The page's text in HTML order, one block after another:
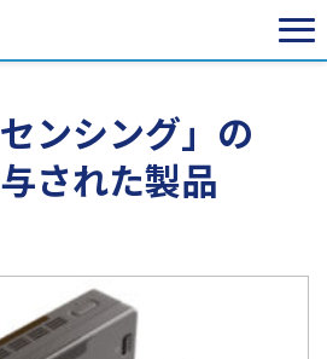
センシング」の
された製品